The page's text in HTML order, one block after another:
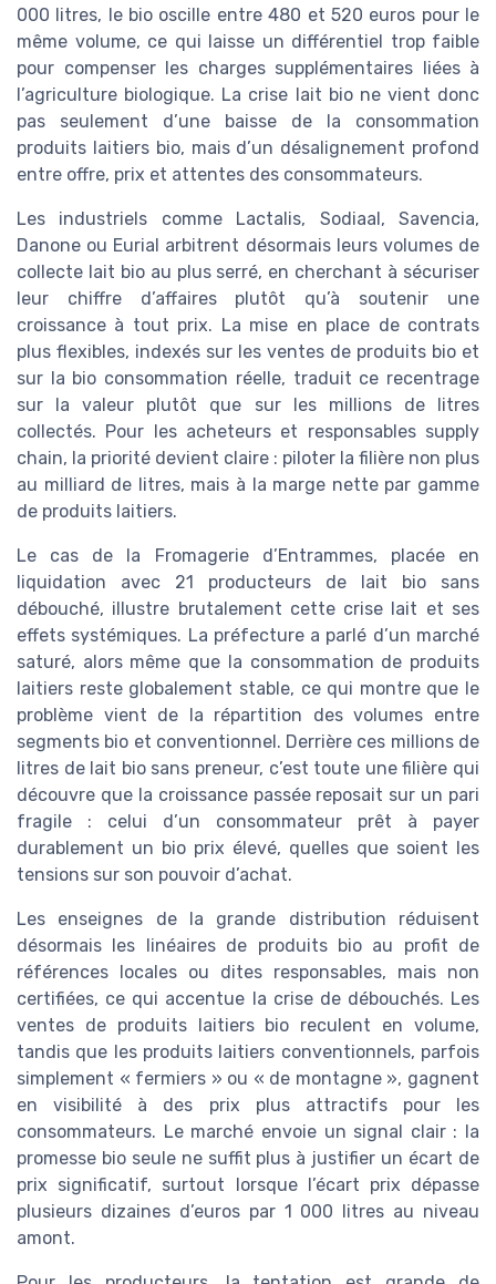
000 litres, le bio oscille entre 480 et 520 euros pour le
même volume, ce qui laisse un différentiel trop faible
pour compenser les charges supplémentaires liées à
l’agriculture biologique. La crise lait bio ne vient donc
pas seulement d’une baisse de la consommation
produits laitiers bio, mais d’un désalignement profond
entre offre, prix et attentes des consommateurs.
Les industriels comme Lactalis, Sodiaal, Savencia,
Danone ou Eurial arbitrent désormais leurs volumes de
collecte lait bio au plus serré, en cherchant à sécuriser
leur chiffre d’affaires plutôt qu’à soutenir une
croissance à tout prix. La mise en place de contrats
plus flexibles, indexés sur les ventes de produits bio et
sur la bio consommation réelle, traduit ce recentrage
sur la valeur plutôt que sur les millions de litres
collectés. Pour les acheteurs et responsables supply
chain, la priorité devient claire : piloter la filière non plus
au milliard de litres, mais à la marge nette par gamme
de produits laitiers.
Le cas de la Fromagerie d’Entrammes, placée en
liquidation avec 21 producteurs de lait bio sans
débouché, illustre brutalement cette crise lait et ses
effets systémiques. La préfecture a parlé d’un marché
saturé, alors même que la consommation de produits
laitiers reste globalement stable, ce qui montre que le
problème vient de la répartition des volumes entre
segments bio et conventionnel. Derrière ces millions de
litres de lait bio sans preneur, c’est toute une filière qui
découvre que la croissance passée reposait sur un pari
fragile : celui d’un consommateur prêt à payer
durablement un bio prix élevé, quelles que soient les
tensions sur son pouvoir d’achat.
Les enseignes de la grande distribution réduisent
désormais les linéaires de produits bio au profit de
références locales ou dites responsables, mais non
certifiées, ce qui accentue la crise de débouchés. Les
ventes de produits laitiers bio reculent en volume,
tandis que les produits laitiers conventionnels, parfois
simplement « fermiers » ou « de montagne », gagnent
en visibilité à des prix plus attractifs pour les
consommateurs. Le marché envoie un signal clair : la
promesse bio seule ne suffit plus à justifier un écart de
prix significatif, surtout lorsque l’écart prix dépasse
plusieurs dizaines d’euros par 1 000 litres au niveau
amont.